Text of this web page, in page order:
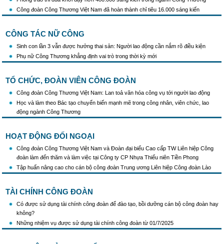
Công đoàn Công Thương Việt Nam đã hoàn thành chỉ tiêu 16.000 sáng kiến
CÔNG TÁC NỮ CÔNG
Sinh con lần 3 vẫn được hưởng thai sản: Người lao động cần nắm rõ điều kiện
Phụ nữ Công Thương khẳng định vai trò trong thời kỳ mới
TỔ CHỨC, ĐOÀN VIÊN CÔNG ĐOÀN
Công đoàn Công Thương Việt Nam: Lan toả văn hóa công vụ tới người lao động
Học và làm theo Bác tạo chuyển biến mạnh mẽ trong công nhân, viên chức, lao
động ngành Công Thương
HOẠT ĐỘNG ĐỐI NGOẠI
Công đoàn Công Thương Việt Nam và Đoàn đại biểu Cao cấp TW Liên hiệp Công
đoàn làm đến thăm và làm việc tại Công ty CP Nhựa Thiếu niên Tiền Phong
Tập huấn nâng cao cho cán bộ công đoàn Trung ương Liên hiệp Công đoàn Lào
TÀI CHÍNH CÔNG ĐOÀN
Có được sử dụng tài chính công đoàn để đào tạo, bồi dưỡng cán bộ công đoàn hay
không?
Những nhiệm vụ được sử dụng tài chính công đoàn từ 01/7/2025